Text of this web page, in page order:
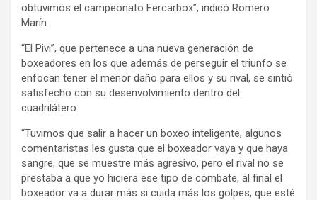
obtuvimos el campeonato Fercarbox”, indicó Romero
Marín.
“El Pivi”, que pertenece a una nueva generación de
boxeadores en los que además de perseguir el triunfo se
enfocan tener el menor daño para ellos y su rival, se sintió
satisfecho con su desenvolvimiento dentro del
cuadrilátero.
“Tuvimos que salir a hacer un boxeo inteligente, algunos
comentaristas les gusta que el boxeador vaya y que haya
sangre, que se muestre más agresivo, pero el rival no se
prestaba a que yo hiciera ese tipo de combate, al final el
boxeador va a durar más si cuida más los golpes, que esté